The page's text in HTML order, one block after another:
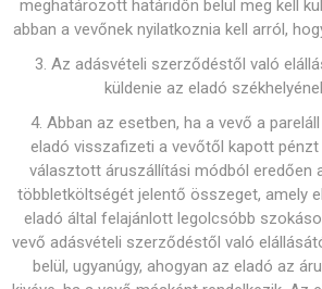
meghatározott határidőn belül meg kell
abban a vevőnek nyilatkoznia kell arról,
3. Az adásvételi szerződéstől való
küldenie az eladó
4. Abban az esetben, ha a vevő a
eladó visszafizeti a vevőtől kapott pénzt
választott áruszállítási módból eredően
többletköltségét jelentő összeget, amely
eladó által felajánlott legolcsóbb
vevő adásvételi szerződéstől való
belül, ugyanúgy, ahogyan az eladó az